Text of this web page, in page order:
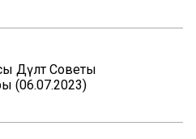
Дәүләт Советы
(06.07.2023)